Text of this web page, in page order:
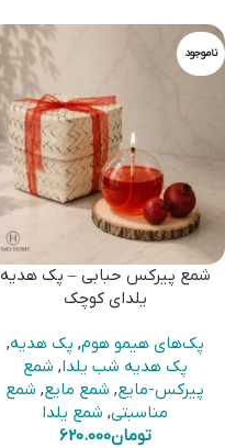
ناموجود
شمع پیرکس حبابی – پک هدیه
یلدای کوچک
پک‌های هیمو هوم, پک هدیه,
پک هدیه شب یلدا, شمع
پیرکس-مایع, شمع مایع, شمع
مناسبتی, شمع یلدا
تومان620.000